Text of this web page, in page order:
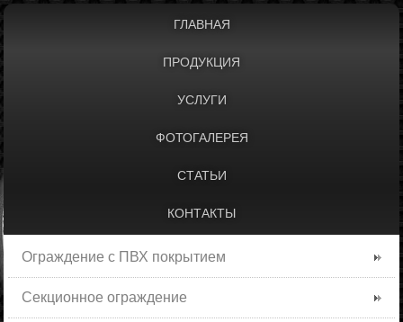
ГЛАВНАЯ
ПРОДУКЦИЯ
УСЛУГИ
ФОТОГАЛЕРЕЯ
СТАТЬИ
КОНТАКТЫ
Ограждение с ПВХ покрытием
Секционное ограждение